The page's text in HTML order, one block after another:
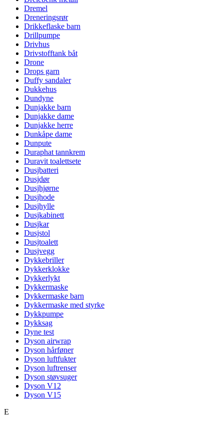
Dremel
Dreneringsrør
Drikkeflaske barn
Drillpumpe
Drivhus
Drivstofftank båt
Drone
Drops garn
Duffy sandaler
Dukkehus
Dundyne
Dunjakke barn
Dunjakke dame
Dunjakke herre
Dunkåpe dame
Dunpute
Duraphat tannkrem
Duravit toalettsete
Dusjbatteri
Dusjdør
Dusjhjørne
Dusjhode
Dusjhylle
Dusjkabinett
Dusjkar
Dusjstol
Dusjtoalett
Dusjvegg
Dykkebriller
Dykkerklokke
Dykkerlykt
Dykkermaske
Dykkermaske barn
Dykkermaske med styrke
Dykkpumpe
Dykksag
Dyne test
Dyson airwrap
Dyson hårføner
Dyson luftfukter
Dyson luftrenser
Dyson støvsuger
Dyson V12
Dyson V15
E